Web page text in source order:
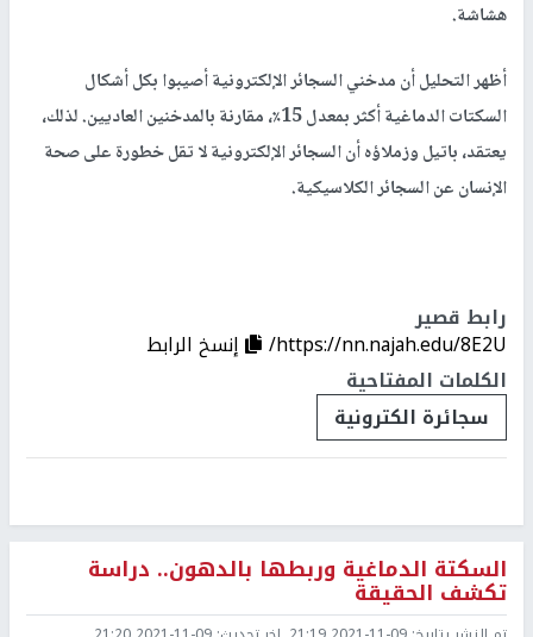
هشاشة.
أظهر التحليل أن مدخني السجائر الإلكترونية أصيبوا بكل أشكال
السكتات الدماغية أكثر بمعدل 15٪، مقارنة بالمدخنين العاديين. لذلك،
يعتقد، باتيل وزملاؤه أن السجائر الإلكترونية لا تقل خطورة على صحة
الإنسان عن السجائر الكلاسيكية.
رابط قصير
https://nn.najah.edu/8E2U/
إنسخ الرابط
الكلمات المفتاحية
سجائرة الكترونية
السكتة الدماغية وربطها بالدهون.. دراسة
تكشف الحقيقة